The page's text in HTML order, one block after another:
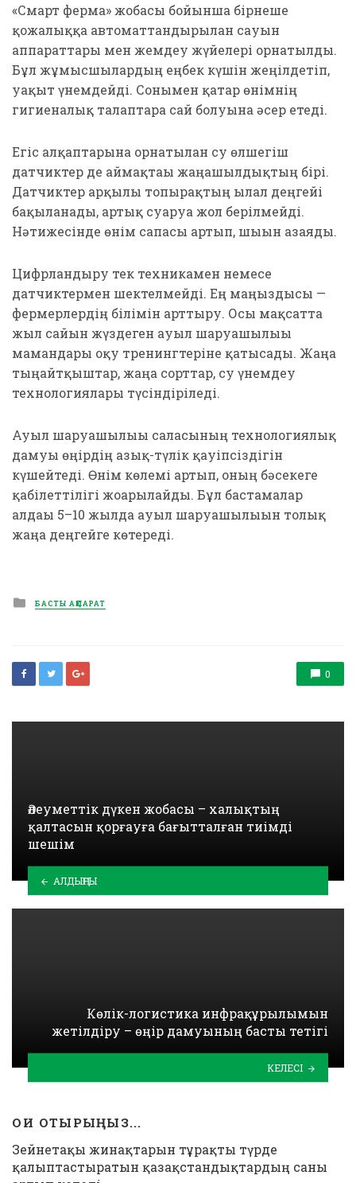
«Смарт ферма» жобасы бойынша бірнеше
қожалыққа автоматтандырылған сауын
аппараттары мен жемдеу жүйелері орнатылды.
Бұл жұмысшылардың еңбек күшін жеңілдетіп,
уақыт үнемдейді. Сонымен қатар өнімнің
гигиеналық талаптарға сай болуына әсер етеді.
Егіс алқаптарына орнатылған су өлшегіш
датчиктер де аймақтағы жаңашылдықтың бірі.
Датчиктер арқылы топырақтың ылғал деңгейі
бақыланады, артық суаруға жол берілмейді.
Нәтижесінде өнім сапасы артып, шығын азаяды.
Цифрландыру тек техникамен немесе
датчиктермен шектелмейді. Ең маңыздысы —
фермерлердің білімін арттыру. Осы мақсатта
жыл сайын жүздеген ауыл шаруашылығы
мамандары оқу тренингтеріне қатысады. Жаңа
тыңайтқыштар, жаңа сорттар, су үнемдеу
технологиялары түсіндіріледі.
Ауыл шаруашылығы саласының технологиялық
дамуы өңірдің азық-түлік қауіпсіздігін
күшейтеді. Өнім көлемі артып, оның бәсекеге
қабілеттілігі жоғарылайды. Бұл бастамалар
алдағы 5–10 жылда ауыл шаруашылығын толық
жаңа деңгейге көтереді.
Posted
in
БАСТЫ АҚПАРАТ
0
Әлеуметтік дүкен жобасы – халықтың
қалтасын қорғауға бағытталған тиімді
шешім
АЛДЫҢҒЫ
Көлік-логистика инфрақұрылымын
жетілдіру – өңір дамуының басты тетігі
КЕЛЕСІ
ОҚИ ОТЫРЫҢЫЗ...
Зейнетақы жинақтарын тұрақты түрде
қалыптастыратын қазақстандықтардың саны